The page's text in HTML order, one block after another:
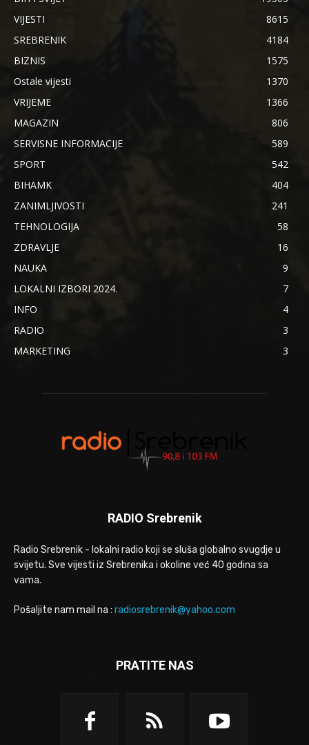
VIJESTI
8615
SREBRENIK
4184
BIZNIS
1575
Ostale vijesti
1370
VRIJEME
1366
MAGAZIN
806
SERVISNE INFORMACIJE
589
SPORT
542
BIHAMK
404
ZANIMLJIVOSTI
241
TEHNOLOGIJA
58
ZDRAVLJE
16
NAUKA
9
LOKALNI IZBORI 2024.
7
INFO
4
RADIO
3
MARKETING
3
RADIO Srebrenik
Radio Srebrenik - lokalni radio koji se sluša globalno svugdje u
svijetu. Sve vijesti iz Srebrenika i okoline već 40 godina sa
vama.
Pošaljite nam mail na : radiosrebrenik@yahoo.com
PRATITE NAS